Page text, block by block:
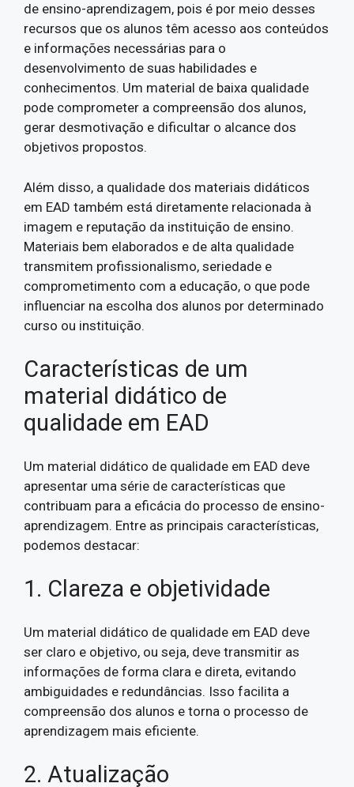
de ensino-aprendizagem, pois é por meio desses
recursos que os alunos têm acesso aos conteúdos
e informações necessárias para o
desenvolvimento de suas habilidades e
conhecimentos. Um material de baixa qualidade
pode comprometer a compreensão dos alunos,
gerar desmotivação e dificultar o alcance dos
objetivos propostos.
Além disso, a qualidade dos materiais didáticos
em EAD também está diretamente relacionada à
imagem e reputação da instituição de ensino.
Materiais bem elaborados e de alta qualidade
transmitem profissionalismo, seriedade e
comprometimento com a educação, o que pode
influenciar na escolha dos alunos por determinado
curso ou instituição.
Características de um
material didático de
qualidade em EAD
Um material didático de qualidade em EAD deve
apresentar uma série de características que
contribuam para a eficácia do processo de ensino-
aprendizagem. Entre as principais características,
podemos destacar:
1. Clareza e objetividade
Um material didático de qualidade em EAD deve
ser claro e objetivo, ou seja, deve transmitir as
informações de forma clara e direta, evitando
ambiguidades e redundâncias. Isso facilita a
compreensão dos alunos e torna o processo de
aprendizagem mais eficiente.
2. Atualização